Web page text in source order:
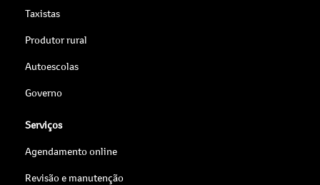
Taxistas
Produtor rural
Autoescolas
Governo
Serviços
Agendamento online
Revisão e manutenção